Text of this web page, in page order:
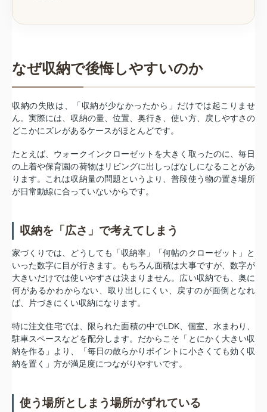
なぜ収納で後悔しやすいのか
収納の失敗は、「収納が少なかったから」だけでは起こりませ
ん。実際には、収納の量、位置、奥行き、使い方、戻しやすさの
どこかにズレがあるケースがほとんどです。
たとえば、ウォークインクローゼットを大きく取ったのに、毎日
の上着や保育園の荷物はリビングに出しっぱなしになることがあ
ります。これは収納量の問題というより、普段使う物の置き場所
が日常動線に合っていないからです。
収納を「広さ」で考えてしまう
家づくりでは、どうしても「収納率」「何帖のクローゼット」と
いった数字に目が行きます。もちろん面積は大事ですが、数字が
大きいだけでは使いやすさは決まりません。広い収納でも、奥に
何があるかわからない、取り出しにくい、戻すのが面倒となれ
ば、片づきにくい収納になります。
特に注文住宅では、限られた面積の中でLDK、個室、水まわり、
駐車スペースなどを配分します。だからこそ「とにかく大きい収
納を作る」より、「毎日の散らかりポイントに小さくても効く収
納を置く」方が満足度につながりやすいです。
使う場所としまう場所がずれている